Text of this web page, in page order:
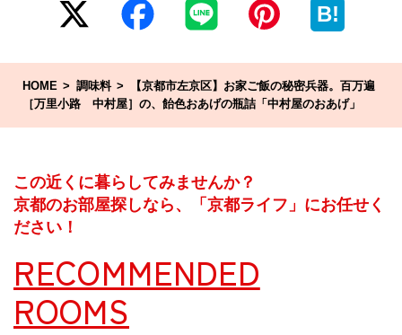
B!
HOME 調味料
【京都市左京区】お家ご飯の秘密兵器。百万遍
［万里小路 中村屋］の、飴色おあげの瓶詰「中村屋のおあげ」
この近くに暮らしてみませんか？
京都のお部屋探しなら、「京都ライフ」にお任せく
ださい！
RECOMMENDED
ROOMS